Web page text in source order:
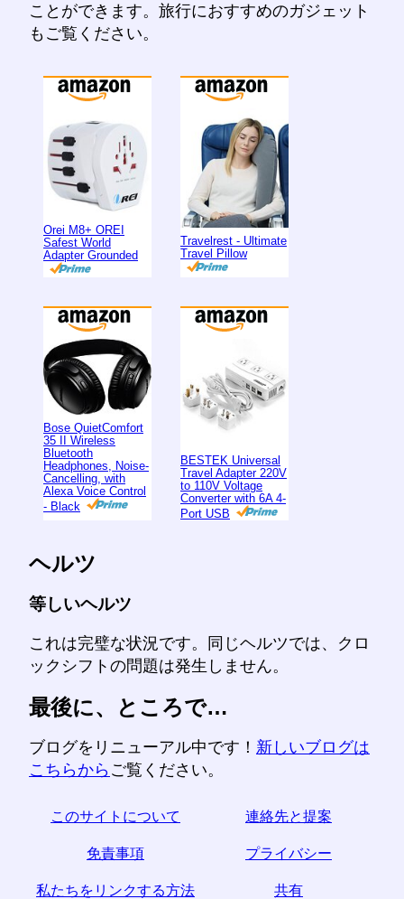
ことができます。旅行におすすめのガジェット
もご覧ください。
Orei M8+ OREI
Safest World
Adapter Grounded
Travelrest - Ultimate
Travel Pillow
Bose QuietComfort
35 II Wireless
Bluetooth
Headphones, Noise-
Cancelling, with
Alexa Voice Control
- Black
BESTEK Universal
Travel Adapter 220V
to 110V Voltage
Converter with 6A 4-
Port USB
ヘルツ
等しいヘルツ
これは完璧な状況です。同じヘルツでは、クロ
ックシフトの問題は発生しません。
最後に、ところで…
ブログをリニューアル中です！ 新しいブログは
こちらから ご覧ください。
このサイトについて 連絡先と提案
免責事項 プライバシー
私たちをリンクする方法 共有